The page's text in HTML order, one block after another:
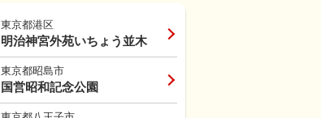
東京都港区
明治神宮外苑いちょう並木
東京都昭島市
国営昭和記念公園